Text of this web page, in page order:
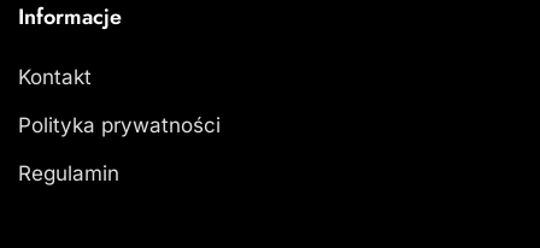
Informacje
Kontakt
Polityka prywatności
Regulamin